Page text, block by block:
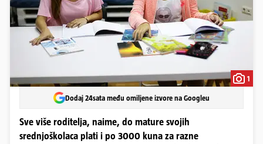
1
Dodaj 24sata među omiljene izvore na Googleu
Sve više roditelja, naime, do mature svojih
srednjoškolaca plati i po 3000 kuna za razne